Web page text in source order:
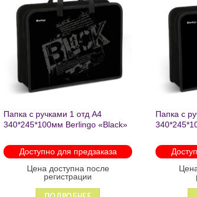
Добавить
в список
желаний
Папка с ручками 1 отд А4
340*245*100мм Berlingo «Black»
Доступно для предзаказа
Цена доступна после
регистрации
Папка с
молнии